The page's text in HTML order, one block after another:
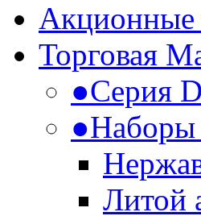
Акционные
Торговая
●Серия
●Наборы
Литой